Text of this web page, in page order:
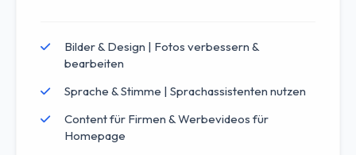
Bilder & Design | Fotos verbessern &
bearbeiten
Sprache & Stimme | Sprachassistenten nutzen
Content für Firmen & Werbevideos für
Homepage